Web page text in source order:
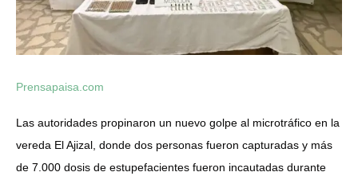
Prensapaisa.com
Las autoridades propinaron un nuevo golpe al microtráfico en la
vereda El Ajizal, donde dos personas fueron capturadas y más
de 7.000 dosis de estupefacientes fueron incautadas durante